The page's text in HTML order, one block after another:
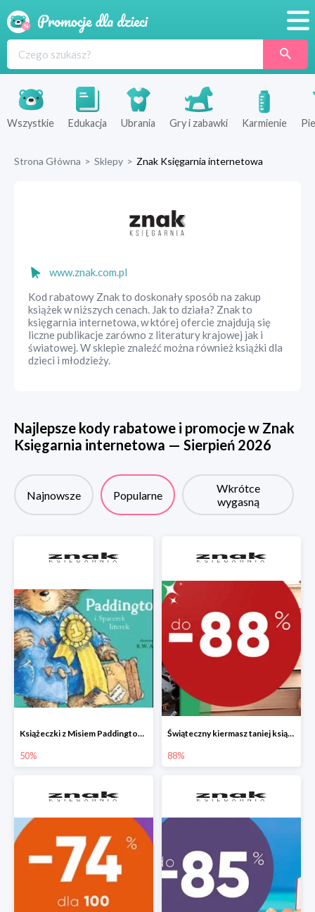
Produkty
Sklepy
Wszystkie Edukacja Ubrania Gry i zabawki Karmienie
Strona Główna > Sklepy > Znak Księgarnia internetowa
www.znak.com.pl
Kod rabatowy Znak to doskonały sposób na zakup
książek w niższych cenach. Jak to działa? Znak to
księgarnia internetowa, w której ofercie znajdują się
liczne publikacje zarówno z literatury krajowej jak i
światowej. W sklepie znaleźć można również książki dla
dzieci i młodzieży.
Najlepsze kody rabatowe i promocje w Znak
Księgarnia internetowa — Sierpień 2026
Najnowsze Popularne
Wkrótce
wygasną
Książeczki z Misiem Paddingtonem do -50%
50%
Świąteczny kiermasz taniej książki
88%